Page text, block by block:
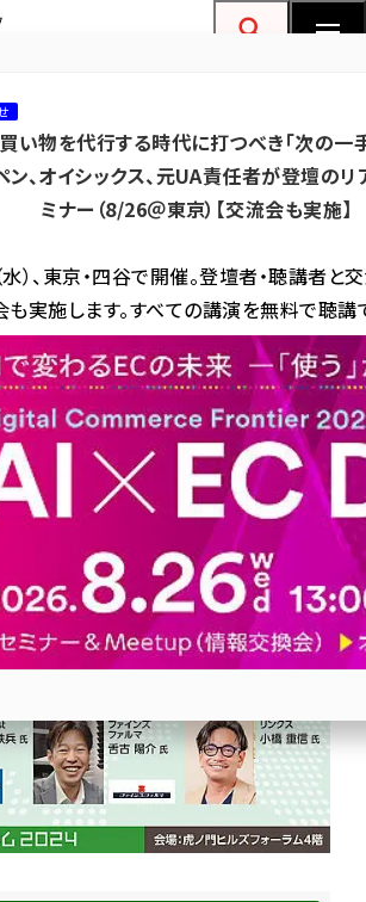
ネットショップ担当者フォーラム
外
改善などEC物流にまつわる最新情
例が学べる1Dayフォーラムのオン
施しています
ュース提供元に追加
い物を代行する時代に打つべき「次の一
ン、オイシックス、元UA責任者が登壇の
ミナー（8/26＠東京）【交流会も実施】
）、東京・四谷で開催。登壇者・聴講者と
実施します。すべての講演を無料で聴講
録はこちら↑